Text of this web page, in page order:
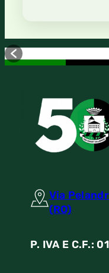
Via
(RO)
P. IVA E C.F.: